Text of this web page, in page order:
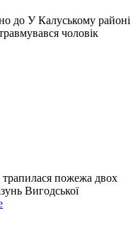
до У Калуському районі
чоловік
пожежа двох
Вигодської